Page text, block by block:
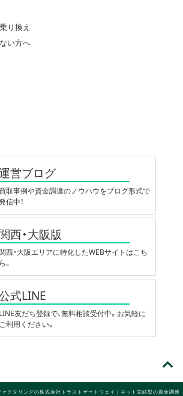
り換え
い方へ
営ブログ
買取事例や資金調達のノウハウをブログ形式で
信中！
西・大阪版
西・大阪エリアに特化したWEBサイトはこち
ら。
式LINE
LINE友だち登録で、無料相談受付中。お気軽に
ご利用ください。
クタリングの株式会社トラストゲートウェイ｜ネット完結型の資金調達